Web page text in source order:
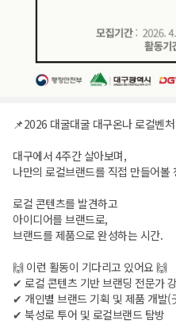
📌2026 대굴대굴 대구온나 로컬벤
대구에서 4주간 살아보며,
나만의 로컬브랜드를 직접 만들어볼
로컬 콘텐츠를 발견하고
아이디어를 브랜드로,
브랜드를 제품으로 완성하는 시간.
🙌 이런 활동이 기다리고 있어요 🙌
✔ 로컬 콘텐츠 기반 브랜딩 전문가
✔ 개인별 브랜드 기획 및 제품 개발(
✔ 북성로 투어 및 로컬브랜드 탐방